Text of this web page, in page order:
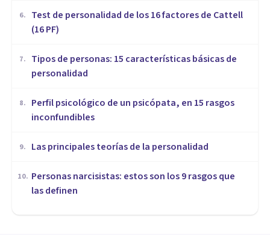
6.
Test de personalidad de los 16 factores de Cattell
(16 PF)
7.
Tipos de personas: 15 características básicas de
personalidad
8.
Perfil psicológico de un psicópata, en 15 rasgos
inconfundibles
9. Las principales teorías de la personalidad
10. Personas narcisistas: estos son los 9 rasgos que
las definen
¿Cómo son las personas